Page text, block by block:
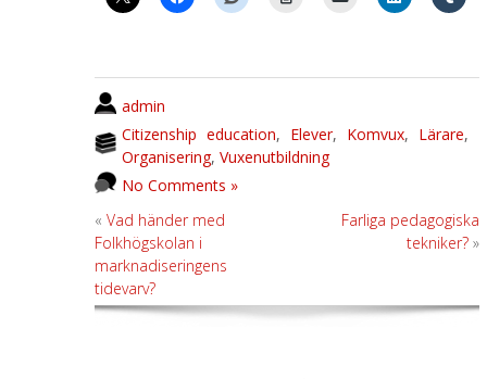
admin
Citizenship education, Elever, Komvux, Lärare,
Organisering, Vuxenutbildning
No Comments »
« Vad händer med
Folkhögskolan i
marknadiseringens
tidevarv?
Farliga pedagogiska
tekniker? »